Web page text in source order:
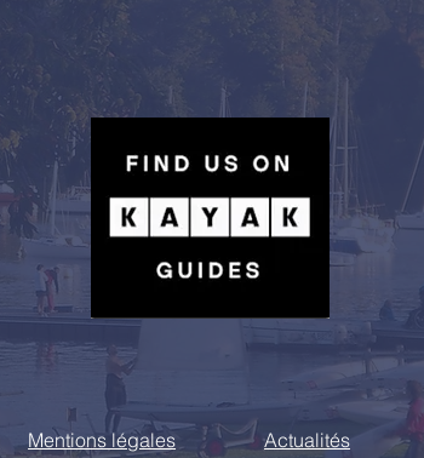
Mentions légales Actualités